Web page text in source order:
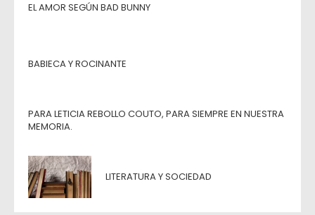
EL AMOR SEGÚN BAD BUNNY
BABIECA Y ROCINANTE
PARA LETICIA REBOLLO COUTO, PARA SIEMPRE EN NUESTRA
MEMORIA.
LITERATURA Y SOCIEDAD